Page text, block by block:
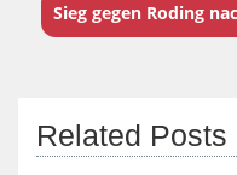
Sieg gegen Roding
Related Posts